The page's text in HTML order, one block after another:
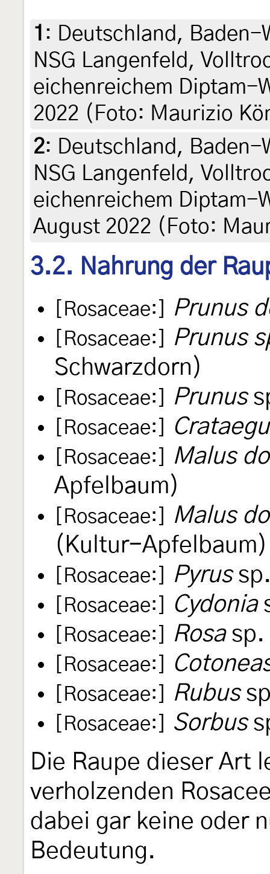
1 : Deutschland,
NSG Langenfeld,
eichenreichem Diptam-
2022 (Foto: Maurizio
2: Deutschland,
NSG Langenfeld,
eichenreichem Diptam-
August 2022 (Foto:
3.2. Nahrung der
[Rosaceae:] Prunus
[Rosaceae:]
Prunus
Schwarzdorn)
[Rosaceae:] Prunus
[Rosaceae:]
[Rosaceae:]
Malus
Apfelbaum)
[Rosaceae:]
Malus
(Kultur-Apfelbaum)
[Rosaceae:] Pyrus
[Rosaceae:] Cydonia
[Rosaceae:] Rosasp.
[Rosaceae:]
[Rosaceae:] Rubus
[Rosaceae:] Sorbus
Die Raupe dieser Art
verholzenden
dabei gar keine oder
Bedeutung.